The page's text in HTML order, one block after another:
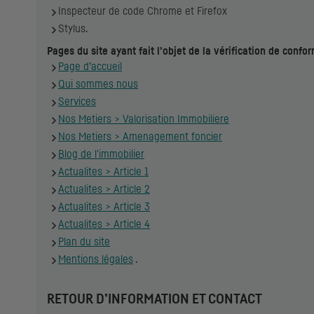
Inspecteur de code Chrome et Firefox
Stylus.
Pages du site ayant fait l'objet de la vérification de
Page d’accueil
Qui sommes nous
Services
Nos Metiers > Valorisation Immobiliere
Nos Metiers > Amenagement foncier
Blog de l'immobilier
Actualites > Article 1
Actualites > Article 2
Actualites > Article 3
Actualites > Article 4
Plan du site
Mentions légales .
RETOUR D’INFORMATION ET CONTACT